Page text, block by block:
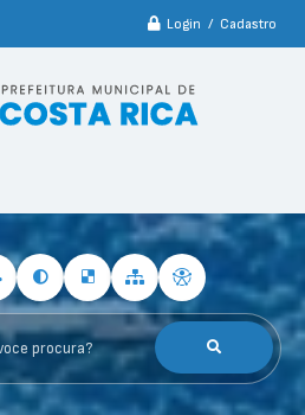
Login / Cadastro